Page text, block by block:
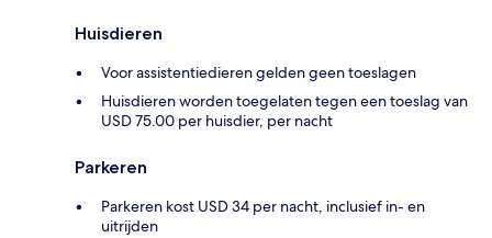
Huisdieren
Voor assistentiedieren gelden geen toeslagen
Huisdieren worden toegelaten tegen een toeslag van
USD 75.00 per huisdier, per nacht
Parkeren
Parkeren kost USD 34 per nacht, inclusief in- en
uitrijden